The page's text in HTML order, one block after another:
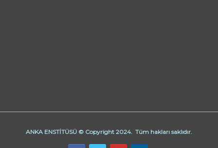
ANKA ENSTİTÜSÜ © Copyright 2024. Tüm hakları saklıdır.